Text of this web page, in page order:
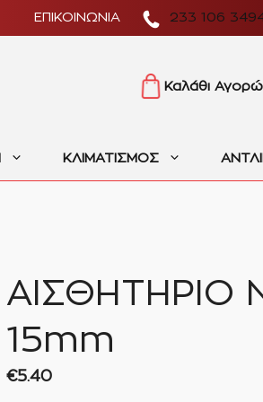
233 106
ΕΠΙΚΟΙΝΩΝΙΑ
Καλάθι
ΚΛΙΜΑΤΙΣΜΟΣ
ΑΙΣΘΗΤΗΡΙΟ
15mm
€5.40